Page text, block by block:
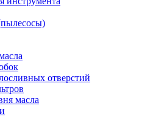
отверстий
масла